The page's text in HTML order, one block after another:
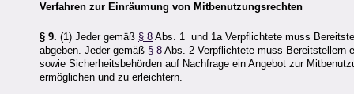
Verfahren zur Einräumung von Mitbenutzungsrechten
§ 9. (1) Jeder gemäß § 8 Abs. 1 und 1a Verpflichtete muss
abgeben. Jeder gemäß § 8 Abs. 2 Verpflichtete muss Bereitstellern
sowie Sicherheitsbehörden auf Nachfrage ein Angebot zur
ermöglichen und zu erleichtern.